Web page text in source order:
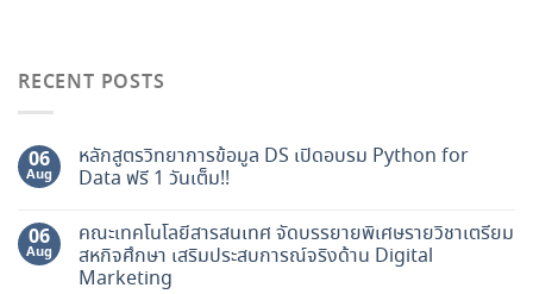
RECENT POSTS
06
Aug
หลักสูตรวิทยาการข้อมูล DS เปิดอบรม Python for
Data ฟรี 1 วันเต็ม!!
06
Aug
คณะเทคโนโลยีสารสนเทศ จัดบรรยายพิเศษรายวิชาเตรียม
สหกิจศึกษา เสริมประสบการณ์จริงด้าน Digital
Marketing